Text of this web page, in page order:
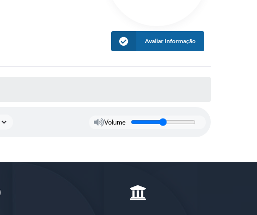
Avaliar Informação
Volume